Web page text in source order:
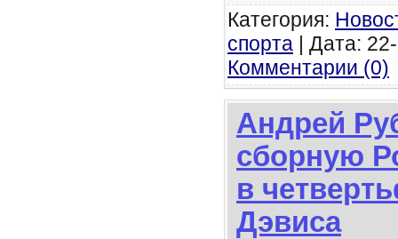
Категория:
спорта | Дата:
Комментарии (0)
Андрей
сборную
в
Дэвиса